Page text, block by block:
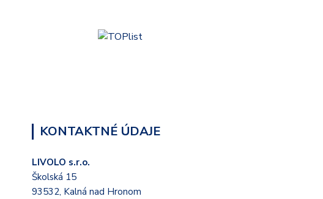
KONTAKTNÉ ÚDAJE
LIVOLO s.r.o.
Školská 15
93532, Kalná nad Hronom